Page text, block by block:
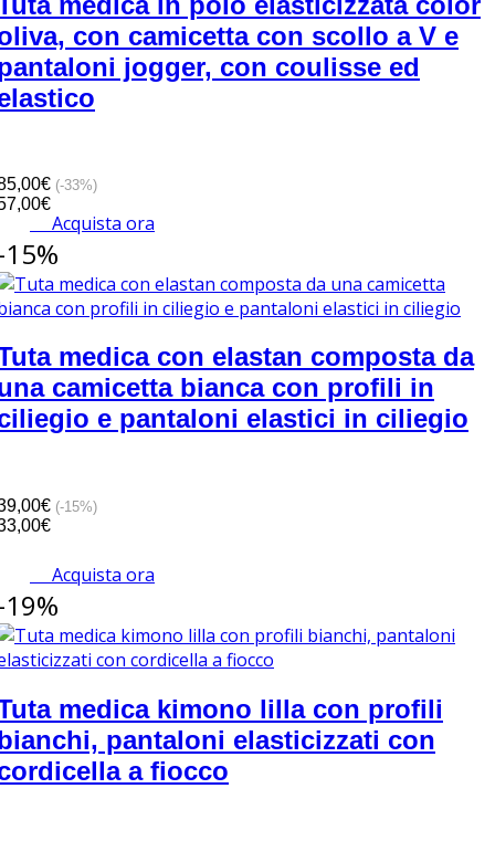
con camicetta con scollo a V e
jogger, con coulisse ed
(-33%)
Acquista ora
medica con elastan composta da
camicetta bianca con profili in
e pantaloni elastici in ciliegio
(-15%)
Acquista ora
medica kimono lilla con profili
pantaloni elasticizzati con
a fiocco